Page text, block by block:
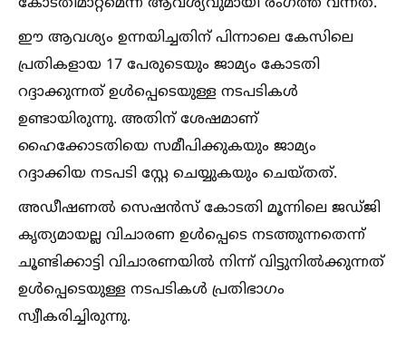
ഈ ആവശ്യം ഉന്നയിച്ചതിന് പിന്നാലെ കേസിലെ
പ്രതികളായ 17 പേരുടെയും ജാമ്യം കോടതി
റദ്ദാക്കുന്നത് ഉള്‍പ്പെടെയുള്ള നടപടികള്‍
ഉണ്ടായിരുന്നു. അതിന് ശേഷമാണ്
ഹൈക്കോടതിയെ സമീപിക്കുകയും ജാമ്യം
റദ്ദാക്കിയ നടപടി സ്റ്റേ ചെയ്യുകയും ചെയ്തത്.
അഡീഷണല്‍ സെഷന്‍സ് കോടതി മൂന്നിലെ ജഡ്ജി
കൃത്യമായല്ല വിചാരണ ഉള്‍പ്പെടെ നടത്തുന്നതെന്ന്
ചൂണ്ടിക്കാട്ടി വിചാരണയില്‍ നിന്ന് വിട്ടുനില്‍ക്കുന്നത്
ഉള്‍പ്പെടെയുള്ള നടപടികള്‍ പ്രതിഭാഗം
സ്വീകരിച്ചിരുന്നു.